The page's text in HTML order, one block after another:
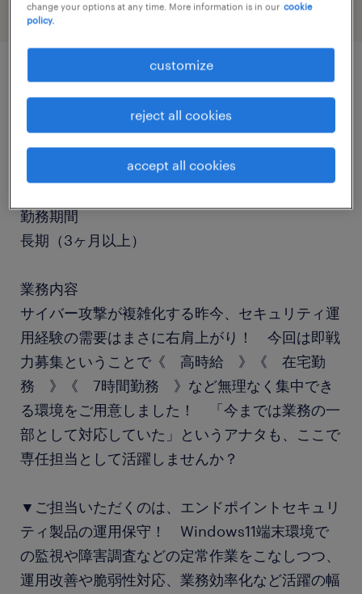
job details
職種
勤務期間
長期（3ヶ月以上）
業務内容
サイバー攻撃が複雑化する昨今、セキュリティ運
用経験の需要はまさに右肩上がり！ 今回は即戦
力募集ということで《 高時給 》《 在宅勤
務 》《 7時間勤務 》など無理なく集中でき
る環境をご用意しました！ 「今までは業務の一
部として対応していた」というアナタも、ここで
専任担当として活躍しませんか？
▼ご担当いただくのは、エンドポイントセキュリ
ティ製品の運用保守！ Windows11端末環境で
の監視や障害調査などの定常作業をこなしつつ、
運用改善や脆弱性対応、業務効率化など活躍の幅
change your options at any time. More information is in our cookie
policy.
customize
reject all cookies
accept all cookies